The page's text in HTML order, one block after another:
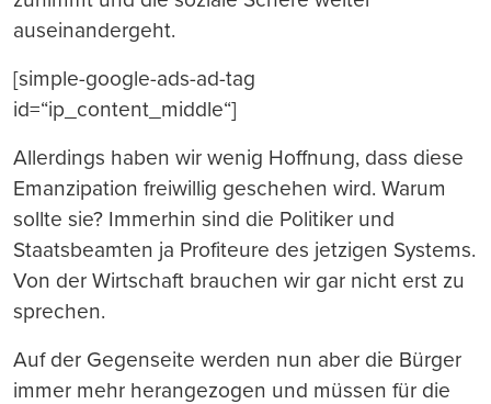
auseinandergeht.
[simple-google-ads-ad-tag
id=“ip_content_middle“]
Allerdings haben wir wenig Hoffnung, dass diese
Emanzipation freiwillig geschehen wird. Warum
sollte sie? Immerhin sind die Politiker und
Staatsbeamten ja Profiteure des jetzigen Systems.
Von der Wirtschaft brauchen wir gar nicht erst zu
sprechen.
Auf der Gegenseite werden nun aber die Bürger
immer mehr herangezogen und müssen für die